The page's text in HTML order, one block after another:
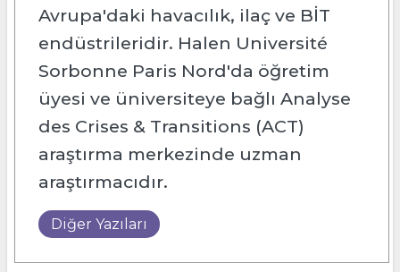
Avrupa'daki havacılık, ilaç ve BİT
endüstrileridir. Halen Université
Sorbonne Paris Nord'da öğretim
üyesi ve üniversiteye bağlı Analyse
des Crises & Transitions (ACT)
araştırma merkezinde uzman
araştırmacıdır.
Diğer Yazıları